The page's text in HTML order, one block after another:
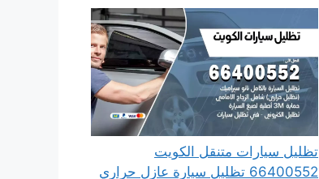
تظليل سيارات متنقل الكويت
66400552 تظليل سيارة عازل حراري